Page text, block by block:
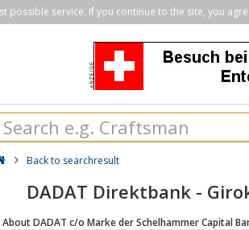
possible service. If you continue to the site, you
Back to searchresult
DADAT Direktbank -
About DADAT c/o Marke der Schelhammer Capital